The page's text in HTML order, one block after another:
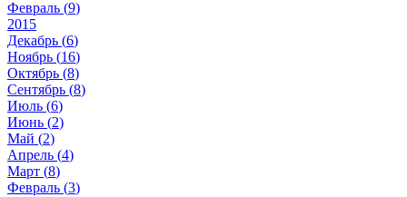
Февраль (9)
2015
Декабрь (6)
Ноябрь (16)
Октябрь (8)
Сентябрь (8)
Июль (6)
Июнь (2)
Май (2)
Апрель (4)
Март (8)
Февраль (3)